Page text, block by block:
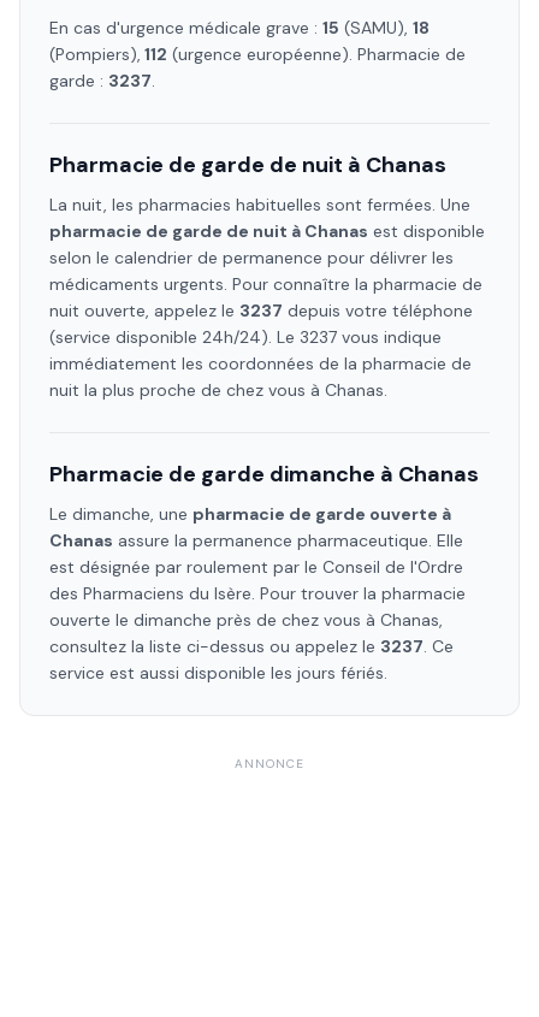
En cas d'urgence médicale grave : 15 (SAMU), 18
(Pompiers), 112 (urgence européenne). Pharmacie de
garde : 3237.
Pharmacie de garde de nuit à Chanas
La nuit, les pharmacies habituelles sont fermées. Une
pharmacie de garde de nuit à Chanas est disponible
selon le calendrier de permanence pour délivrer les
médicaments urgents. Pour connaître la pharmacie de
nuit ouverte, appelez le 3237 depuis votre téléphone
(service disponible 24h/24). Le 3237 vous indique
immédiatement les coordonnées de la pharmacie de
nuit la plus proche de chez vous à Chanas.
Pharmacie de garde dimanche à Chanas
Le dimanche, une pharmacie de garde ouverte à
Chanas assure la permanence pharmaceutique. Elle
est désignée par roulement par le Conseil de l'Ordre
des Pharmaciens du Isère. Pour trouver la pharmacie
ouverte le dimanche près de chez vous à Chanas,
consultez la liste ci-dessus ou appelez le 3237. Ce
service est aussi disponible les jours fériés.
ANNONCE